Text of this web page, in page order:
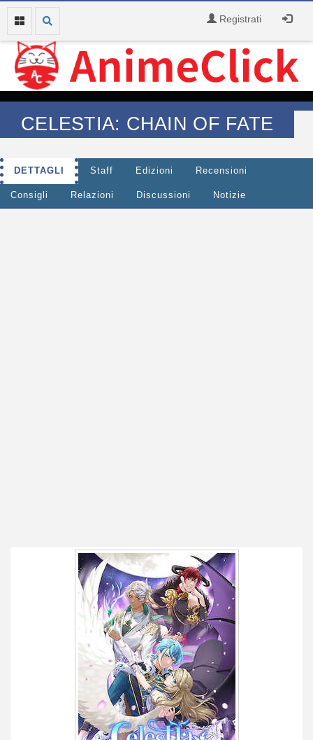
Registrati
CELESTIA: CHAIN OF FATE
DETTAGLI Staff Edizioni Recensioni
Consigli Relazioni Discussioni Notizie